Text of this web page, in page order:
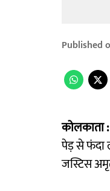
Published
कोलकाता :
पेड़ से फंदा
जस्टिस